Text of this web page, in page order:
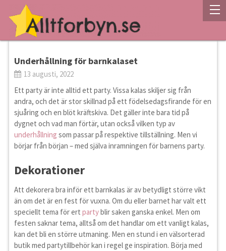
Underhållning för barnkalaset
13 augusti, 2022
Ett party är inte alltid ett party. Vissa kalas skiljer sig från
andra, och det är stor skillnad på ett födelsedagsfirande för en
sjuåring och en blöt kräftskiva. Det gäller inte bara tid på
dygnet och vad man förtär, utan också vilken typ av
underhållning som passar på respektive tillställning. Men vi
börjar från början – med själva inramningen för barnens party.
Dekorationer
Att dekorera bra inför ett barnkalas är av betydligt större vikt
än om det är en fest för vuxna. Om du eller barnet har valt ett
speciellt tema för ert partyblir saken ganska enkel. Men om
festen saknar tema, alltså om det handlar om ett vanligt kalas,
kan det bli en större utmaning. Men en stund i en välsorterad
butik med partytillbehör kan i regel ge inspiration. Börja med